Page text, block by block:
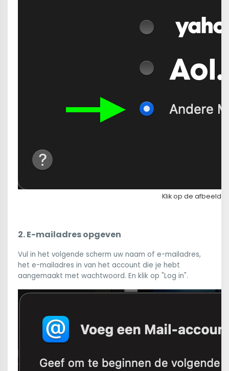
Klik op de
2. E-mailadres opgeven
Vul in het volgende scherm uw naam of e-mailadres,
het e-mailadres in van het account die je hebt
aangemaakt met wachtwoord. En klik op "Log in".